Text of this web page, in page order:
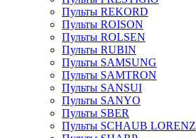
Пульты REKORD
Пульты ROISON
Пульты ROLSEN
Пульты RUBIN
Пульты SAMSUNG
Пульты SAMTRON
Пульты SANSUI
Пульты SANYO
Пульты SBER
Пульты SCHAUB LORENZ